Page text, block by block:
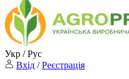
Укр / Рус
Вхід / Реєстрація